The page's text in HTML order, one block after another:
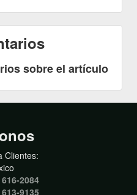
sobre el artículo
Clientes:
2084
9135